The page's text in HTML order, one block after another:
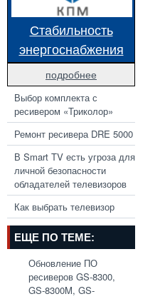
Стабильность
энергоснабжения
подробнее
Выбор комплекта с
ресивером «Триколор»
Ремонт ресивера DRE 5000
В Smart TV есть угроза для
личной безопасности
обладателей телевизоров
Как выбрать телевизор
ЕЩЕ ПО ТЕМЕ:
Обновление ПО
ресиверов GS-8300,
GS-8300M, GS-